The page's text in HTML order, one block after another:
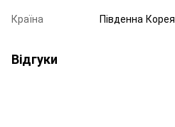
Країна Південна Корея
Відгуки